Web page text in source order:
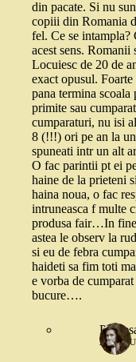
din pacate. Si nu
copiii din Romania
fel. Ce se intampla?
acest sens. Romanii
Locuiesc de 20 de
exact opusul.
pana termina scoala
primite sau
cumparaturi, nu isi
8 (!!!) ori pe an la
spuneati intr un alt
O fac parintii pt ei
haine de la prieteni
haina noua, o fac
intruneasca f multe
produsa fair…In
astea le observ la
si eu de febra
haideti sa fim toti
e vorba de
bucure….
25